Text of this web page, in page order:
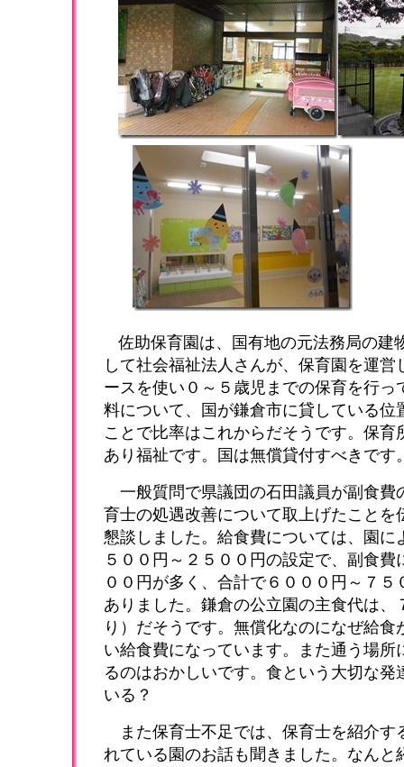
佐助保育園は、国有地の元法務局の建
して社会福祉法人さんが、保育園を運
ースを使い０～５歳児までの保育を行っ
料について、国が鎌倉市に貸している位
ことで比率はこれからだそうです。保育
あり福祉です。国は無償貸付すべきです
一般質問で県議団の石田議員が副食費
育士の処遇改善について取上げたことを
懇談しました。給食費については、園に
５００円～２５００円の設定で、副食
００円が多く、合計で６０００円～７
ありました。鎌倉の公立園の主食代は、
り）だそうです。無償化なのになぜ給
い給食費になっています。また通う場所
るのはおかしいです。食という大切な発
いる？
また保育士不足では、保育士を紹介す
れている園のお話も聞きました。なんと